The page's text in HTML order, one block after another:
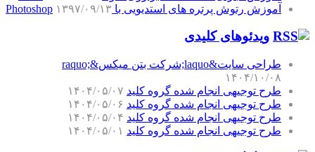
آموزش رتوش پرتره های استدیویی با Photoshop ۱۳۹۷/۰۹/۱۳
ویدئوهای کلیدی
طراحی سایت&laquo;شرکت بتن میکس&raquo;
۱۴۰۴/۱۰/۰۸
طرح توجیهی انجام شده گروه کلید ۱۴۰۴/۰۵/۰۷
طرح توجیهی انجام شده گروه کلید ۱۴۰۴/۰۵/۰۶
طرح توجیهی انجام شده گروه کلید ۱۴۰۴/۰۵/۰۴
طرح توجیهی انجام شده گروه کلید ۱۴۰۴/۰۵/۰۱